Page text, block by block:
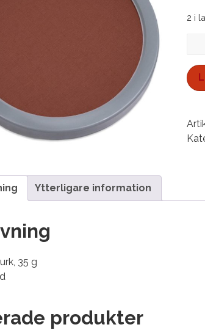
2 i
up,
Ytterligare information
35 g
produkter